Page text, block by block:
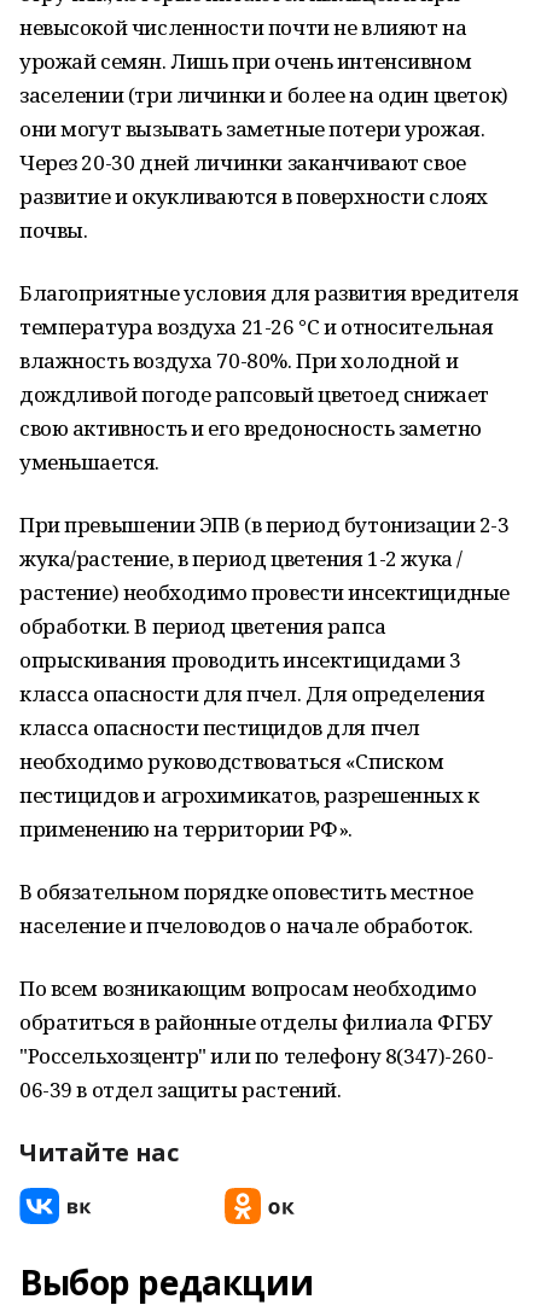
невысокой численности почти не влияют на
урожай семян. Лишь при очень интенсивном
заселении (три личинки и более на один цветок)
они могут вызывать заметные потери урожая.
Через 20-30 дней личинки заканчивают свое
развитие и окукливаются в поверхности слоях
почвы.
Благоприятные условия для развития вредителя
температура воздуха 21-26 °С и относительная
влажность воздуха 70-80%. При холодной и
дождливой погоде рапсовый цветоед снижает
свою активность и его вредоносность заметно
уменьшается.
При превышении ЭПВ (в период бутонизации 2-3
жука/растение, в период цветения 1-2 жука /
растение) необходимо провести инсектицидные
обработки. В период цветения рапса
опрыскивания проводить инсектицидами 3
класса опасности для пчел. Для определения
класса опасности пестицидов для пчел
необходимо руководствоваться «Списком
пестицидов и агрохимикатов, разрешенных к
применению на территории РФ».
В обязательном порядке оповестить местное
население и пчеловодов о начале обработок.
По всем возникающим вопросам необходимо
обратиться в районные отделы филиала ФГБУ
"Россельхозцентр" или по телефону 8(347)-260-
06-39 в отдел защиты растений.
Читайте нас
Выбор редакции